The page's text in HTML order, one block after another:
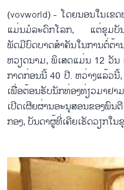
(vovworld) - ໂດຍນອນ​ໃນ​ເຂ
ແມ່ນ​ມໍ​ລະ​ດົກ​ໂລກ, ແຕ່​ຂຸມ​ບັນ​
ພັດ​ມີ​ບົດ​ບາດ​ສຳ​ຄັນ​ໃນ​ການ​ຕໍ່​ຕ້າ
ຫວຽດ​ນາມ, ພິ​ເສດ​ແມ່ນ 12 ວັນ
ກາດ​ກ່ອນນີ້ 40 ປີ. ຫວ່າງ​ແລ້ວ
ເພື່ອຕ້ອນ​ຮັບ​ນັກ​ທ່ອງ​ທ່ຽວ​ມາ​ຢ
ເປີດເຜີຍຜ່ານອະ​ນຸ​ສອນ​ຂອງ​ພົ
ກອງ, ບັນ​ດາ​ຜູ້​ທີ່​ເຄີຍ​ເຮັດ​ວຽກ​ໃ